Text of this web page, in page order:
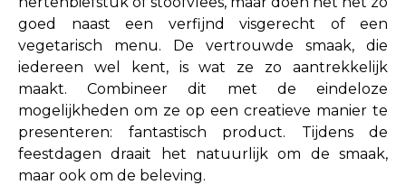
goed naast een verfijnd visgerecht of een
vegetarisch menu. De vertrouwde smaak, die
iedereen wel kent, is wat ze zo aantrekkelijk
maakt. Combineer dit met de eindeloze
mogelijkheden om ze op een creatieve manier te
presenteren: fantastisch product. Tijdens de
feestdagen draait het natuurlijk om de smaak,
maar ook om de beleving.